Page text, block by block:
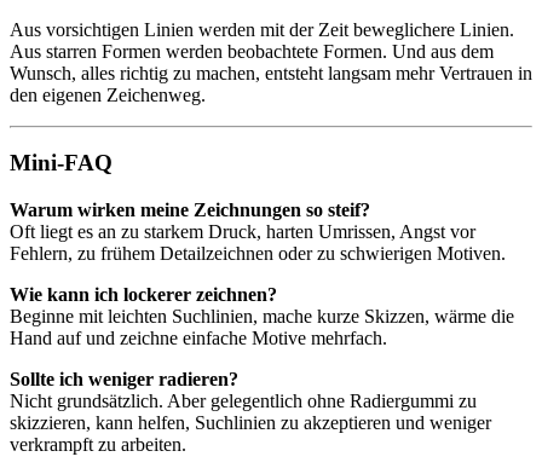
Aus vorsichtigen Linien werden mit der Zeit beweglichere Linien.
Aus starren Formen werden beobachtete Formen. Und aus dem
Wunsch, alles richtig zu machen, entsteht langsam mehr Vertrauen in
den eigenen Zeichenweg.
Mini-FAQ
Warum wirken meine Zeichnungen so steif?
Oft liegt es an zu starkem Druck, harten Umrissen, Angst vor
Fehlern, zu frühem Detailzeichnen oder zu schwierigen Motiven.
Wie kann ich lockerer zeichnen?
Beginne mit leichten Suchlinien, mache kurze Skizzen, wärme die
Hand auf und zeichne einfache Motive mehrfach.
Sollte ich weniger radieren?
Nicht grundsätzlich. Aber gelegentlich ohne Radiergummi zu
skizzieren, kann helfen, Suchlinien zu akzeptieren und weniger
verkrampft zu arbeiten.